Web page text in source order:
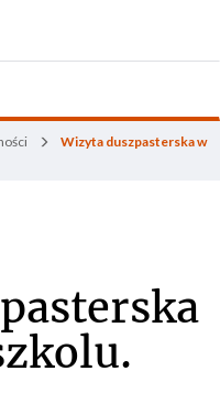
Wizyta duszpasterska w